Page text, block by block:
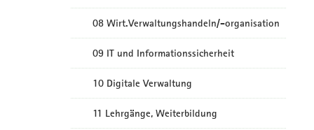
08 Wirt.Verwaltungshandeln/-organisation
09 IT und Informationssicherheit
10 Digitale Verwaltung
11 Lehrgänge, Weiterbildung